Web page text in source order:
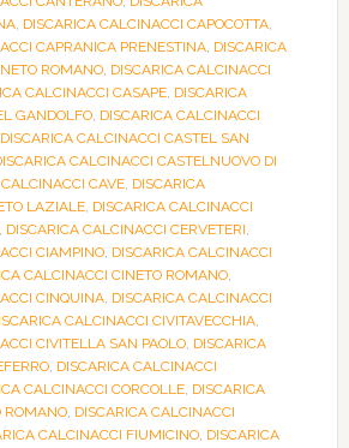
, DISCARICA CALCINACCI CAPOCOTTA,
CAPRANICA PRENESTINA, DISCARICA
ROMANO, DISCARICA CALCINACCI
CALCINACCI CASAPE, DISCARICA
GANDOLFO, DISCARICA CALCINACCI
DISCARICA CALCINACCI CASTEL SAN
CALCINACCI CASTELNUOVO DI
CAVE, DISCARICA
LAZIALE, DISCARICA CALCINACCI
DISCARICA CALCINACCI CERVETERI,
CIAMPINO, DISCARICA CALCINACCI
CALCINACCI CINETO ROMANO,
CINQUINA, DISCARICA CALCINACCI
CALCINACCI CIVITAVECCHIA,
CIVITELLA SAN PAOLO, DISCARICA
, DISCARICA CALCINACCI
CALCINACCI CORCOLLE, DISCARICA
ROMANO, DISCARICA CALCINACCI
CALCINACCI FIUMICINO, DISCARICA